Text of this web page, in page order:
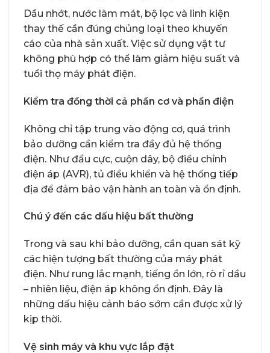
Dầu nhớt, nước làm mát, bộ lọc và linh kiện
thay thế cần đúng chủng loại theo khuyến
cáo của nhà sản xuất. Việc sử dụng vật tư
không phù hợp có thể làm giảm hiệu suất và
tuổi thọ máy phát điện.
Kiểm tra đồng thời cả phần cơ và phần điện
Không chỉ tập trung vào động cơ, quá trình
bảo dưỡng cần kiểm tra đầy đủ hệ thống
điện. Như đầu cực, cuộn dây, bộ điều chỉnh
điện áp (AVR), tủ điều khiển và hệ thống tiếp
địa để đảm bảo vận hành an toàn và ổn định.
Chú ý đến các dấu hiệu bất thường
Trong và sau khi bảo dưỡng, cần quan sát kỹ
các hiện tượng bất thường của máy phát
điện. Như rung lắc mạnh, tiếng ồn lớn, rò rỉ dầu
– nhiên liệu, điện áp không ổn định. Đây là
những dấu hiệu cảnh báo sớm cần được xử lý
kịp thời.
Vệ sinh máy và khu vực lắp đặt